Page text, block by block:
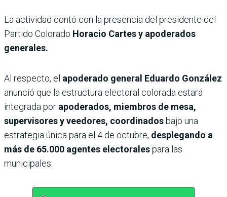
La actividad contó con la presencia del presidente del
Partido Colorado Horacio Cartes y apoderados
generales.
Al respecto, el apoderado general Eduardo González
anunció que la estructura electoral colorada estará
integrada por apoderados, miembros de mesa,
supervisores y veedores, coordinados bajo una
estrategia única para el 4 de octubre, desplegando a
más de 65.000 agentes electoralespara las
municipales.